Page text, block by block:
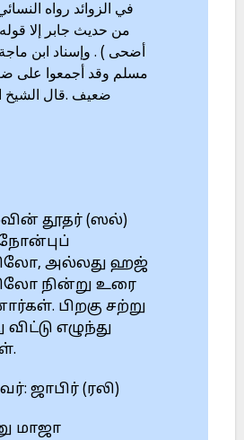
في الزوائد رواه
من حديث جابر إلا
أضحى ) . وإسناد ابن
مسلم وقد أجمعوا على
ضعيف .قال الشيخ
தூதர் (ஸல்)
அல்லது ஹஜ்
நின்று உரை
பிறகு சற்று
எழுந்து
ஜாபிர் (ரலி)
மாஜா